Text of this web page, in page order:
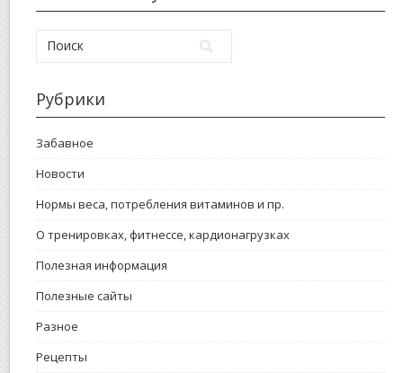
Рубрики
Забавное
Новости
Нормы веса, потребления витаминов и пр.
О тренировках, фитнессе, кардионагрузках
Полезная информация
Полезные сайты
Разное
Рецепты